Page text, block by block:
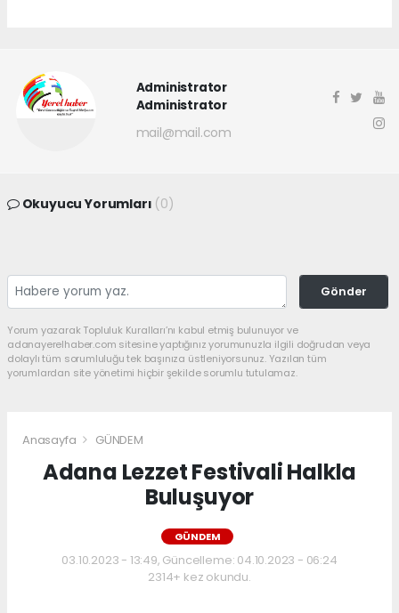
Administrator
Administrator
mail@mail.com
Okuyucu Yorumları (0)
Gönder
Yorum yazarak Topluluk Kuralları’nı kabul etmiş bulunuyor ve
adanayerelhaber.com sitesine yaptığınız yorumunuzla ilgili doğrudan veya
dolaylı tüm sorumluluğu tek başınıza üstleniyorsunuz. Yazılan tüm
yorumlardan site yönetimi hiçbir şekilde sorumlu tutulamaz.
Anasayfa GÜNDEM
Adana Lezzet Festivali Halkla
Buluşuyor
GÜNDEM
03.10.2023 - 13:49, Güncelleme: 04.10.2023 - 06:24
2314+ kez okundu.